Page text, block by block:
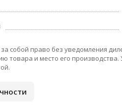
собой право без уведомления
товара и место его